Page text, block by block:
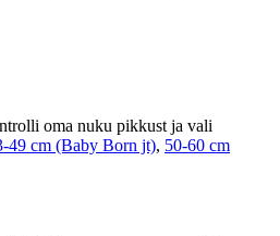
oma nuku pikkust ja vali
49 cm (Baby Born jt), 50-60 cm